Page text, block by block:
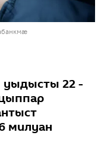
22 -
милуан